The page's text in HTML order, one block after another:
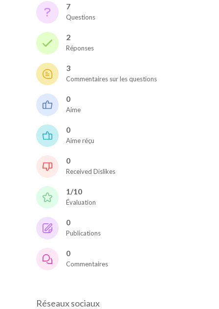
7
Questions
2
Réponses
3
Commentaires sur les questions
0
Aime
0
Aime réçu
0
Received Dislikes
1/10
Évaluation
0
Publications
0
Commentaires
Réseaux sociaux